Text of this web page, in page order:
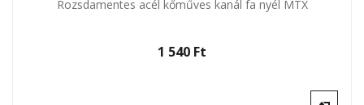
Rozsdamentes acél kőműves kanál fa nyél MTX
1 540 Ft‎